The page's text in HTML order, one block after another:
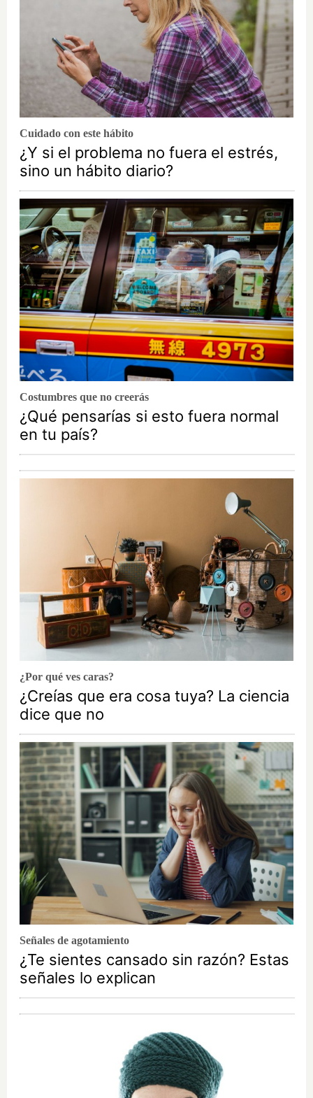
Cuidado con este hábito
¿Y si el problema no fuera el estrés,
sino un hábito diario?
Costumbres que no creerás
¿Qué pensarías si esto fuera normal
en tu país?
¿Por qué ves caras?
¿Creías que era cosa tuya? La ciencia
dice que no
Señales de agotamiento
¿Te sientes cansado sin razón? Estas
señales lo explican